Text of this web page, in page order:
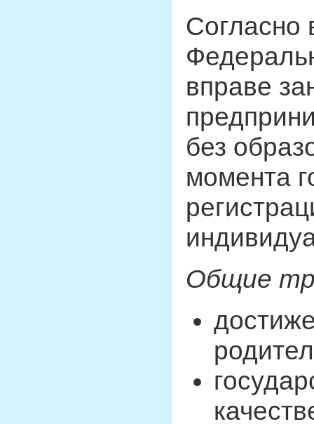
Согласно
вправе
без
момента
Общие